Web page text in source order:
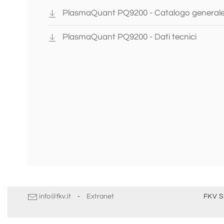
PlasmaQuant PQ9200 - Catalogo
PlasmaQuant PQ9200 - Dati tecnici
info@fkv.it - Extranet FKV